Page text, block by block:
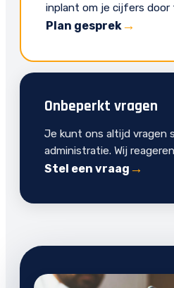
inplant om je cijfers door
Plan gesprek
Onbeperkt vragen
Je kunt ons altijd vragen
administratie. Wij
Stel een vraag